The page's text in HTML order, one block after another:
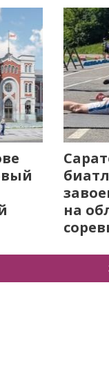
на